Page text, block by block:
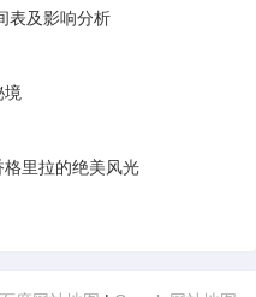
表及影响分析
境
里拉的绝美风光